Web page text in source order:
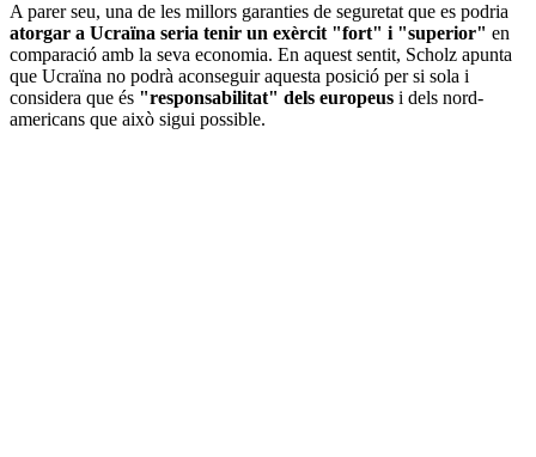
A parer seu, una de les millors garanties de seguretat que es podria
atorgar a Ucraïna seria tenir un exèrcit "fort" i "superior" en
comparació amb la seva economia. En aquest sentit, Scholz apunta
que Ucraïna no podrà aconseguir aquesta posició per si sola i
considera que és "responsabilitat" dels europeus i dels nord-
americans que això sigui possible.